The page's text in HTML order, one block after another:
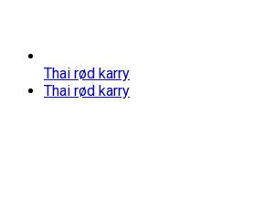
Thai rød karry
Thai rød karry